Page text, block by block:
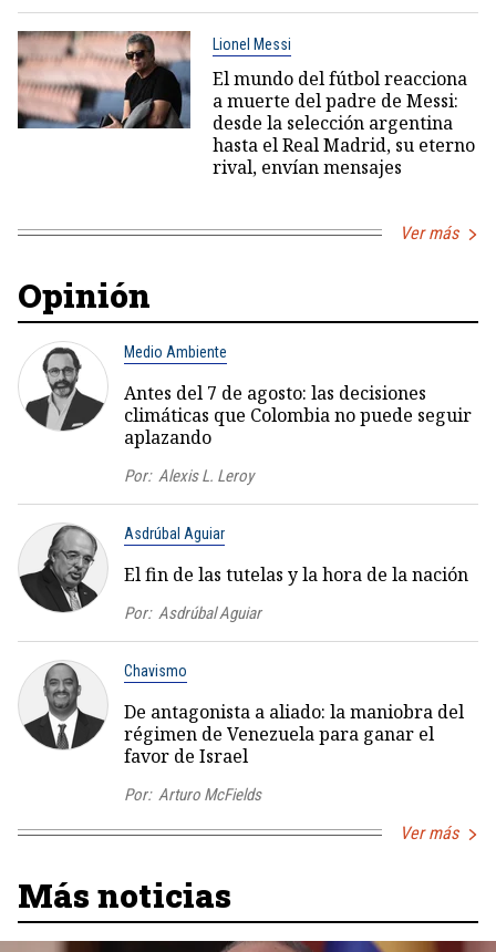
Lionel Messi
El mundo del fútbol reacciona
a muerte del padre de Messi:
desde la selección argentina
hasta el Real Madrid, su eterno
rival, envían mensajes
Ver más
Opinión
Medio Ambiente
Antes del 7 de agosto: las decisiones
climáticas que Colombia no puede seguir
aplazando
Por: Alexis L. Leroy
Asdrúbal Aguiar
El fin de las tutelas y la hora de la nación
Por: Asdrúbal Aguiar
Chavismo
De antagonista a aliado: la maniobra del
régimen de Venezuela para ganar el
favor de Israel
Por: Arturo McFields
Ver más
Más noticias